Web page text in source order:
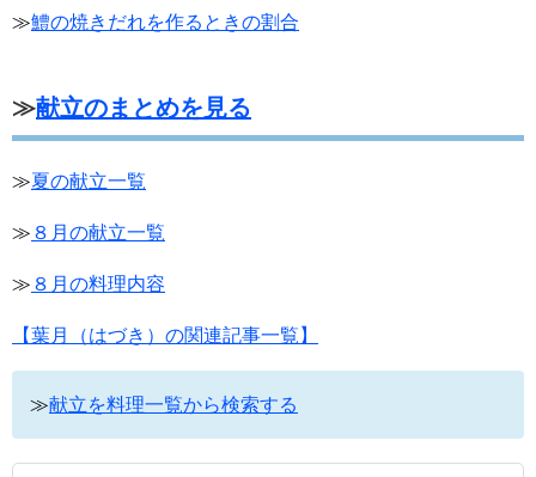
≫鱧の焼きだれを作るときの割合
≫献立のまとめを見る
≫夏の献立一覧
≫ ８月の献立一覧
≫ ８月の料理内容
【葉月（はづき）の関連記事一覧】
≫献立を料理一覧から検索する